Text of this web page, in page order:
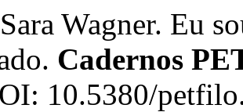
Wagner. Eu
Cadernos
10.5380/